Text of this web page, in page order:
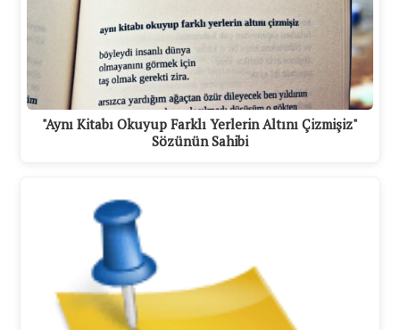
"Aynı Kitabı Okuyup Farklı Yerlerin Altını Çizmişiz"
Sözünün Sahibi